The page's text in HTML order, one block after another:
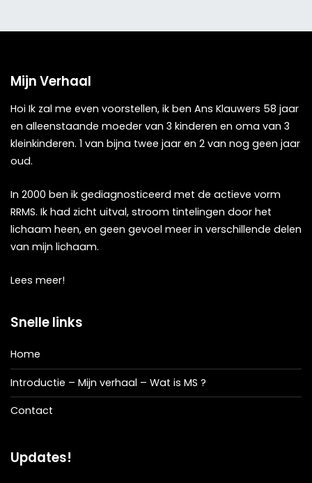
Mijn Verhaal
Hoi Ik zal me even voorstellen, ik ben Ans Klauwers 58 jaar
en alleenstaande moeder van 3 kinderen en oma van 3
kleinkinderen. 1 van bijna twee jaar en 2 van nog geen jaar
oud.
In 2000 ben ik gediagnosticeerd met de actieve vorm
RRMS. Ik had zicht uitval, stroom tintelingen door het
lichaam heen, en geen gevoel meer in verschillende delen
van mijn lichaam.
Lees meer!
Snelle links
Home
Introductie – Mijn verhaal – Wat is MS ?
Contact
Updates!